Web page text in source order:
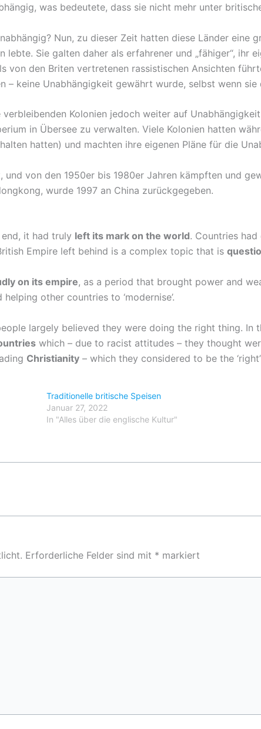
was bedeutete, dass sie nicht mehr unter
Nun, zu dieser Zeit hatten diese Länder eine
Sie galten daher als erfahrener und „fähiger“, ihr
von den Briten vertretenen rassistischen Ansichten
– keine Unabhängigkeit gewährt wurde, selbst wenn
Kolonien jedoch weiter auf
in Übersee zu verwalten. Viele Kolonien hatten
hatten) und machten ihre eigenen Pläne für die
und von den 1950er bis 1980er Jahren kämpften und
wurde 1997 an China zurückgegeben.
it had truly left its mark on the world. Countries
Empire left behind is a complex topic that is
on its empire, as a period that brought power and
other countries to ‘modernise’.
largely believed they were doing the right thing. In
which – due to racist attitudes – they thought
Christianity – which they considered to be the
Traditionelle britische Speisen
Januar 27, 2022
In "Alles über die englische Kultur"
Erforderliche Felder sind mit * markiert